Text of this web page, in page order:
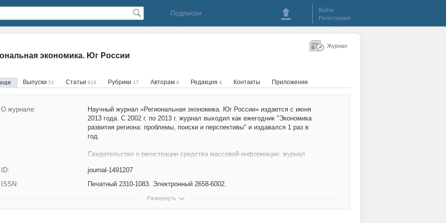
Подписки
Войти
Регистрация
экономика. Юг России
Выпуски 51 Статьи 916 Рубрики 17 Авторам 8 Редакция 4 Контакты Приложение
О журнале:
Научный журнал «Региональная экономика. Юг России» издается с июня
2013 года. С 2002 г. по 2013 г. журнал выходил как ежегодник "Экономика
развития региона: проблемы, поиски и перспективы" и издавался 1 раз в
год.
Свидетельство о регистрации средства массовой информации: журнал
информационных технологий и массовых коммуникаций (Роскомнадзор).
Свидетельство о регистрации ПИ № ФС77–78164 от 13.03.2020 г.
С 2016 г. журнал является официальным информационным партнером
ID:
journal-1491207
ISSN:
Печатный 2310-1083. Электронный 2658-6002.
Развернуть
Журнал